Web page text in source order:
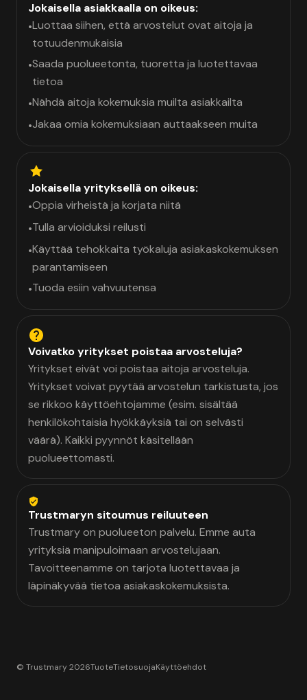
Jokaisella asiakkaalla on oikeus:
•Luottaa siihen, että arvostelut ovat aitoja ja
totuudenmukaisia
•Saada puolueetonta, tuoretta ja luotettavaa
tietoa
•Nähdä aitoja kokemuksia muilta asiakkailta
•Jakaa omia kokemuksiaan auttaakseen muita
Jokaisella yrityksellä on oikeus:
•Oppia virheistä ja korjata niitä
•Tulla arvioiduksi reilusti
•Käyttää tehokkaita työkaluja asiakaskokemuksen
parantamiseen
•Tuoda esiin vahvuutensa
Voivatko yritykset poistaa arvosteluja?
Yritykset eivät voi poistaa aitoja arvosteluja.
Yritykset voivat pyytää arvostelun tarkistusta, jos
se rikkoo käyttöehtojamme (esim. sisältää
henkilökohtaisia hyökkäyksiä tai on selvästi
väärä). Kaikki pyynnöt käsitellään
puolueettomasti.
Trustmaryn sitoumus reiluuteen
Trustmary on puolueeton palvelu. Emme auta
yrityksiä manipuloimaan arvostelujaan.
Tavoitteenamme on tarjota luotettavaa ja
läpinäkyvää tietoa asiakaskokemuksista.
© Trustmary 2026TuoteTietosuojaKäyttöehdot